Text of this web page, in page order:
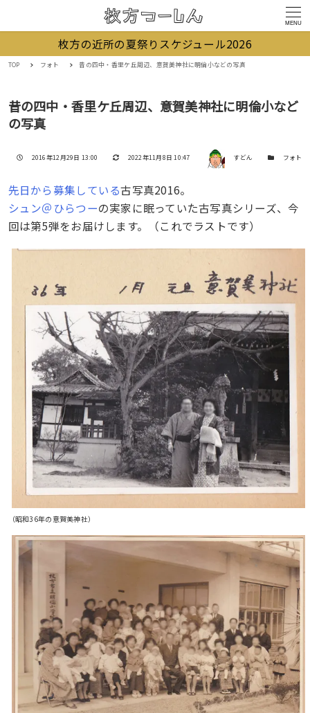
MENU
枚方の近所の夏祭りスケジュール2026
TOP フォト 昔の四中・香里ケ丘周辺、意賀美神社に明倫小などの写真
昔の四中・香里ケ丘周辺、意賀美神社に明倫小など
の写真
投稿日
2016年12月29日 13:00 更新日
2022年11月8日 10:47 著者 すどん カテゴリー
フォト
先日から募集している古写真2016。
シュン＠ひらつーの実家に眠っていた古写真シリーズ、今
回は第5弾をお届けします。（これでラストです）
（昭和36年の意賀美神社）